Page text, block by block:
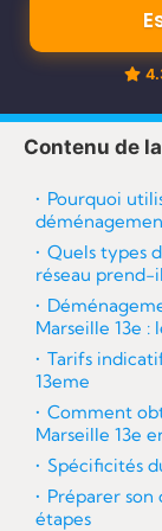
Contenu de
Pourquoi
Quels types
réseau prend-
Marseille 13e :
Tarifs
13eme
Comment
Marseille 13e
Spécificités
Préparer son
étapes